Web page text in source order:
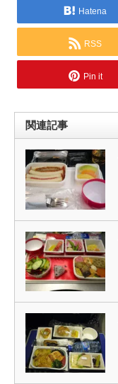
Hatena
RSS
Pin it
関連記事